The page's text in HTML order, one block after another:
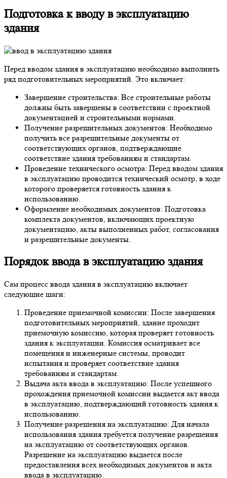
Подготовка к вводу в эксплуатацию
здания
Перед вводом здания в эксплуатацию необходимо выполнить
ряд подготовительных мероприятий. Это включает:
Завершение строительства: Все строительные работы
должны быть завершены в соответствии с проектной
документацией и строительными нормами.
Получение разрешительных документов: Необходимо
получить все разрешительные документы от
соответствующих органов, подтверждающие
соответствие здания требованиям и стандартам.
Проведение технического осмотра: Перед вводом здания
в эксплуатацию проводится технический осмотр, в ходе
которого проверяется готовность здания к
использованию.
Оформление необходимых документов: Подготовка
комплекта документов, включающих проектную
документацию, акты выполненных работ, согласования
и разрешительные документы.
Порядок ввода в эксплуатацию здания
Сам процесс ввода здания в эксплуатацию включает
следующие шаги:
Проведение приемочной комиссии: После завершения
подготовительных мероприятий, здание проходит
приемочную комиссию, которая проверяет готовность
здания к эксплуатации. Комиссия осматривает все
помещения и инженерные системы, проводит
испытания и проверяет соответствие здания
требованиям и стандартам.
Выдача акта ввода в эксплуатацию: После успешного
прохождения приемочной комиссии выдается акт ввода
в эксплуатацию, подтверждающий готовность здания к
использованию.
Получение разрешения на эксплуатацию: Для начала
использования здания требуется получение разрешения
на эксплуатацию от соответствующих органов.
Разрешение на эксплуатацию выдается после
предоставления всех необходимых документов и акта
ввода в эксплуатацию.